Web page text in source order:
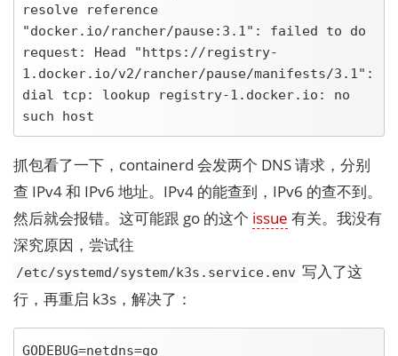
resolve reference
"docker.io/rancher/pause:3.1": failed to do
request: Head "https://registry-
1.docker.io/v2/rancher/pause/manifests/3.1":
dial tcp: lookup registry-1.docker.io: no
such host
抓包看了一下，containerd 会发两个 DNS 请求，分别
查 IPv4 和 IPv6 地址。IPv4 的能查到，IPv6 的查不到。
然后就会报错。这可能跟 go 的这个 issue 有关。我没有
深究原因，尝试往
/etc/systemd/system/k3s.service.env 写入了这
行，再重启 k3s，解决了：
GODEBUG=netdns=go